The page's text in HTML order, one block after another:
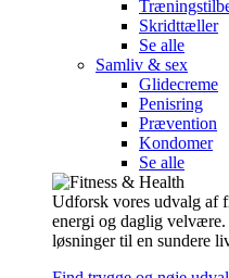
Skridttæller
Se alle
Samliv & sex
Glidecreme
Penisring
Prævention
Kondomer
Se alle
Udforsk vores udvalg af
energi og daglig
løsninger til en sundere